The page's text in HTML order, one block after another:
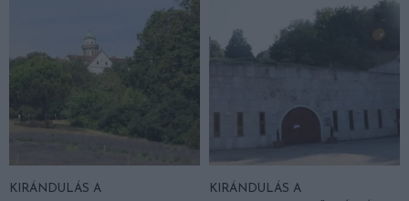
KIRÁNDULÁS A
KIRÁNDULÁS A